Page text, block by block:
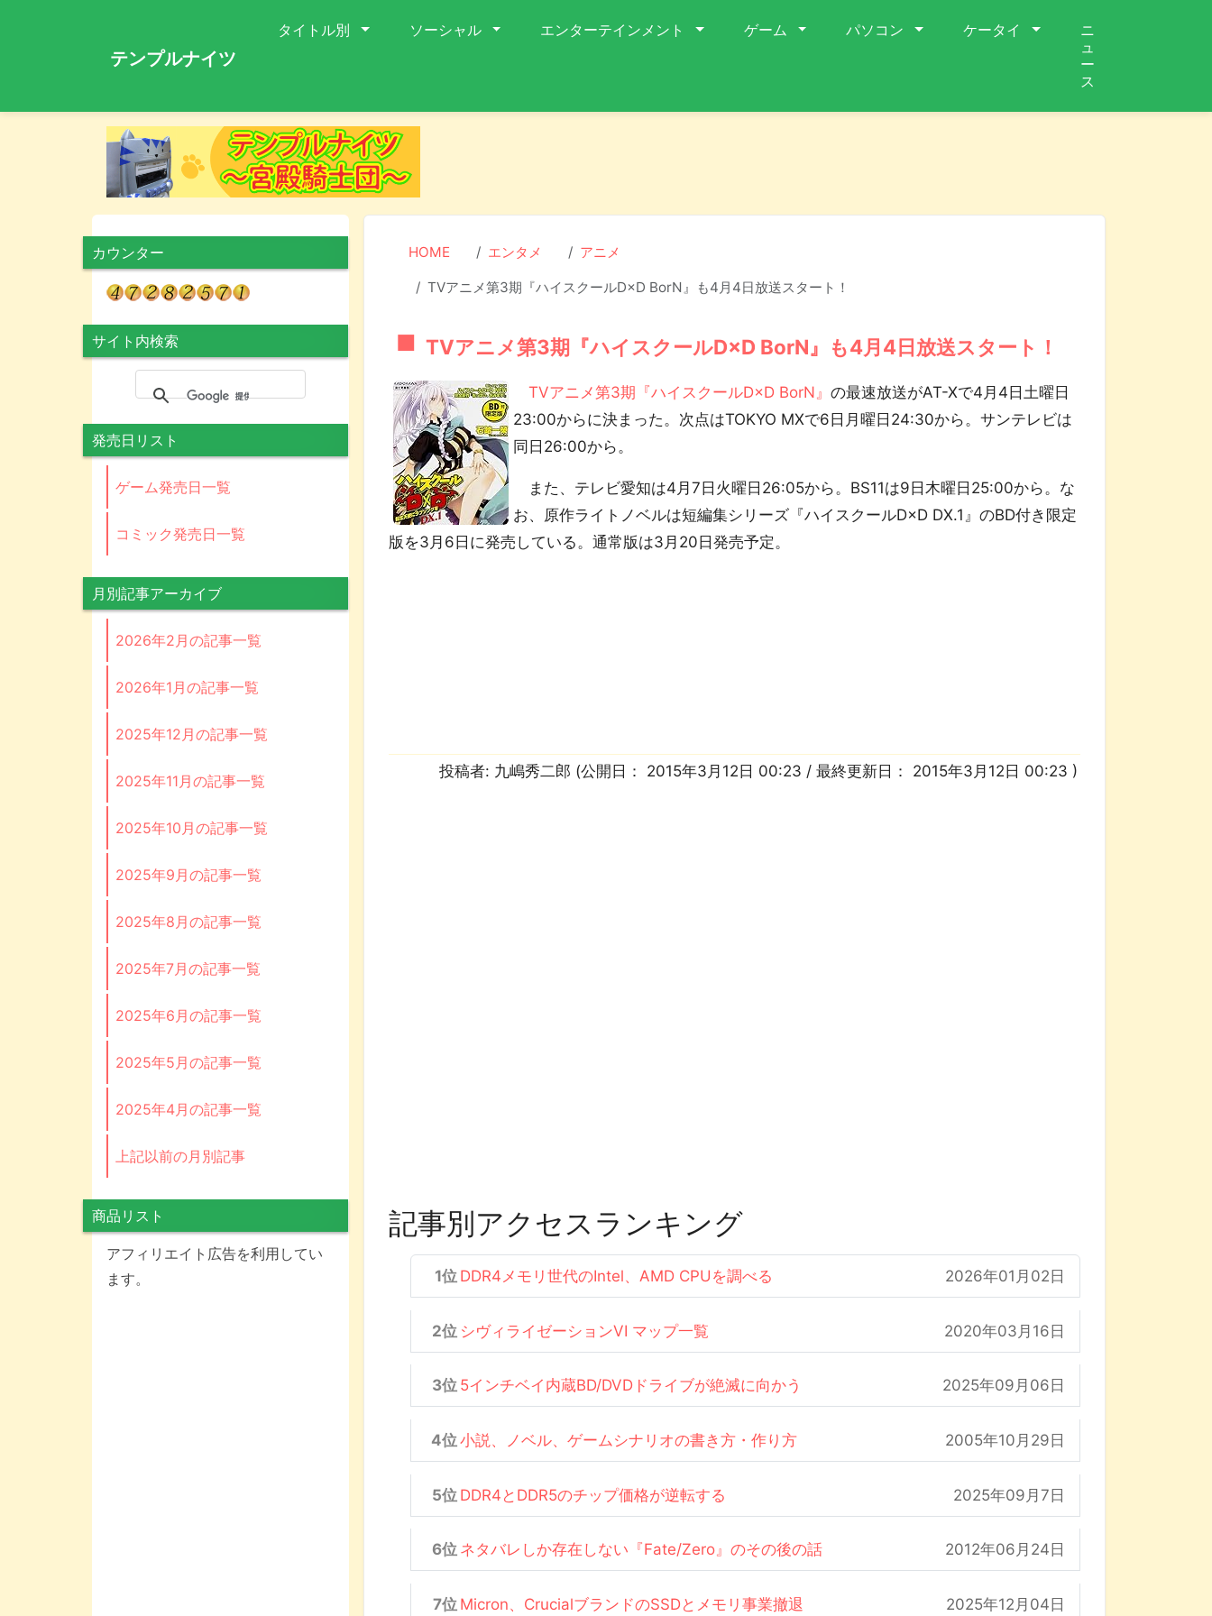
テンプルナイツ
タイトル別 ソーシャル エンターテインメント ゲーム パソコン ケータイ
ニ
ュ
ー
ス
HOME エンタメ アニメ
TVアニメ第3期『ハイスクールD×D BorN』も4月4日放送スタート！
TVアニメ第3期『ハイスクールD×D BorN』も4月4日放送スタート！
TVアニメ第3期『ハイスクールD×D BorN』 の最速放送がAT-Xで4月4日土曜日
23:00からに決まった。次点はTOKYO MXで6日月曜日24:30から。サンテレビは
同日26:00から。
また、テレビ愛知は4月7日火曜日26:05から。BS11は9日木曜日25:00から。な
お、原作ライトノベルは短編集シリーズ『ハイスクールD×D DX.1』のBD付き限定
版を3月6日に発売している。通常版は3月20日発売予定。
投稿者: 九嶋秀二郎 (公開日： 2015年3月12日 00:23 / 最終更新日： 2015年3月12日 00:23 )
記事別アクセスランキング
DDR4メモリ世代のIntel、AMD CPUを調べる 2026年01月02日
シヴィライゼーションVI マップ一覧 2020年03月16日
5インチベイ内蔵BD/DVDドライブが絶滅に向かう 2025年09月06日
小説、ノベル、ゲームシナリオの書き方・作り方 2005年10月29日
DDR4とDDR5のチップ価格が逆転する 2025年09月7日
ネタバレしか存在しない『Fate/Zero』のその後の話 2012年06月24日
Micron、CrucialブランドのSSDとメモリ事業撤退 2025年12月04日
カウンター
サイト内検索
発売日リスト
ゲーム発売日一覧
コミック発売日一覧
月別記事アーカイブ
2026年2月の記事一覧
2026年1月の記事一覧
2025年12月の記事一覧
2025年11月の記事一覧
2025年10月の記事一覧
2025年9月の記事一覧
2025年8月の記事一覧
2025年7月の記事一覧
2025年6月の記事一覧
2025年5月の記事一覧
2025年4月の記事一覧
上記以前の月別記事
商品リスト
アフィリエイト広告を利用してい
ます。